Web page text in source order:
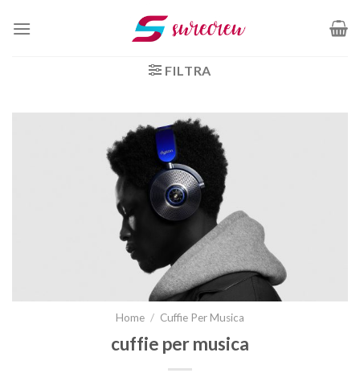
FILTRA
Home / Cuffie Per Musica
cuffie per musica